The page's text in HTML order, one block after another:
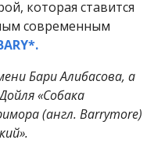
которая ставится
современным
Бари Алибасова, а
«Собака
(англ. Barrymore)